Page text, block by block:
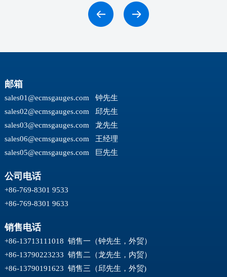
邮箱
sales01@ecmsgauges.com 钟先生
sales02@ecmsgauges.com 邱先生
sales03@ecmsgauges.com 龙先生
sales06@ecmsgauges.com 王经理
sales05@ecmsgauges.com 巨先生
公司电话
+86-769-8301 9533
+86-769-8301 9633
销售电话
+86-13713111018 销售一（钟先生，外贸）
+86-13790223233 销售二（龙先生，内贸）
+86-13790191623 销售三（邱先生，外贸)